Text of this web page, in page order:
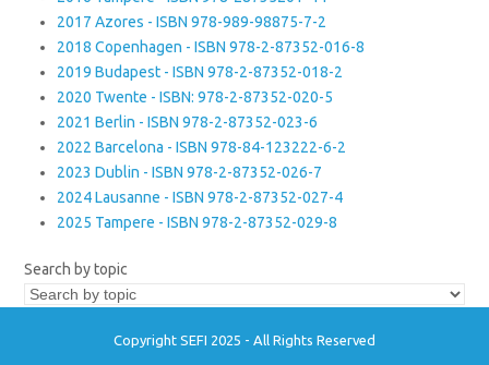
2017 Azores - ISBN 978-989-98875-7-2
2018 Copenhagen - ISBN 978-2-87352-016-8
2019 Budapest - ISBN 978-2-87352-018-2
2020 Twente - ISBN: 978-2-87352-020-5
2021 Berlin - ISBN 978-2-87352-023-6
2022 Barcelona - ISBN 978-84-123222-6-2
2023 Dublin - ISBN 978-2-87352-026-7
2024 Lausanne - ISBN 978-2-87352-027-4
2025 Tampere - ISBN 978-2-87352-029-8
Search by topic
Copyright SEFI 2025 - All Rights Reserved